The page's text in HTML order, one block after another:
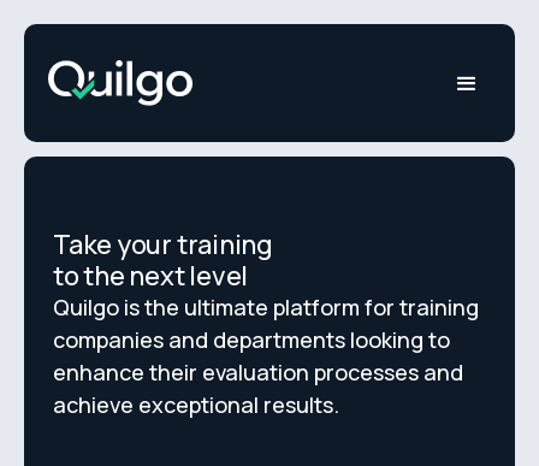
Take your training
to the next level
Quilgo is the ultimate platform for training
companies and departments looking to
enhance their evaluation processes and
achieve exceptional results.